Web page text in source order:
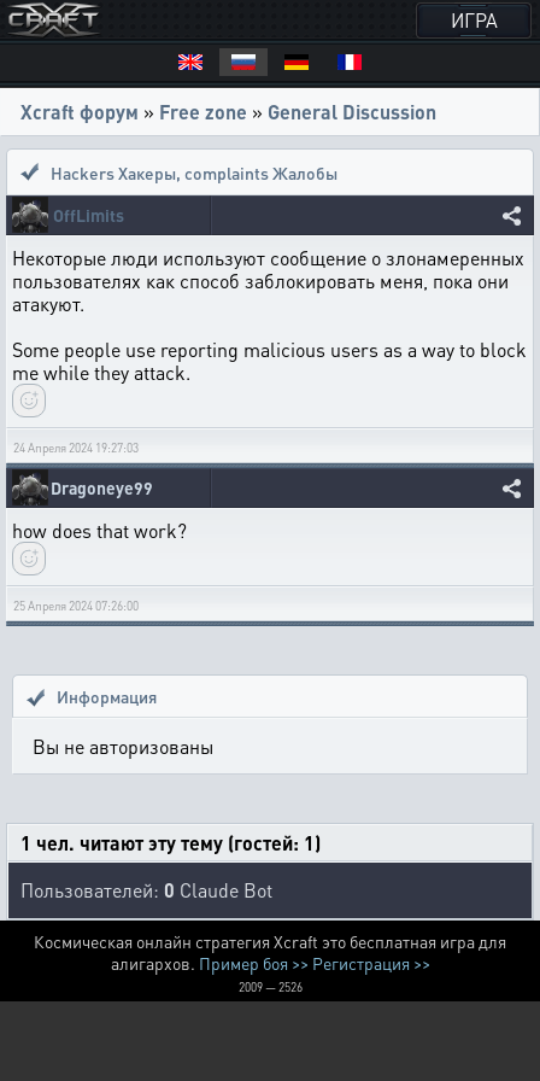
ИГРА
Xcraft форум » Free zone » General Discussion
Hackers Хакеры, complaints Жалобы
OffLimits
Некоторые люди используют сообщение о злонамеренных
пользователях как способ заблокировать меня, пока они
атакуют.
Some people use reporting malicious users as a way to block
me while they attack.
24 Апреля 2024 19:27:03
Dragoneye99
how does that work?
25 Апреля 2024 07:26:00
Информация
Вы не авторизованы
1 чел. читают эту тему (гостей: 1)
Пользователей: 0 Claude Bot
Космическая онлайн стратегия Xcraft это бесплатная игра для
алигархов. Пример боя >> Регистрация >>
2009 — 2526